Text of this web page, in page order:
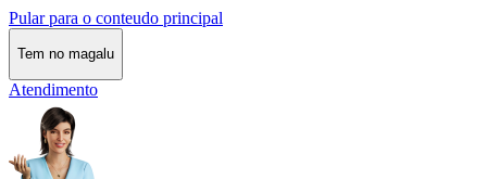
Pular para o conteudo principal
Tem no magalu
Atendimento